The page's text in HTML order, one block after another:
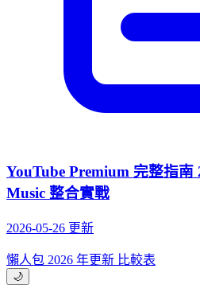
YouTube Premium 完整指南
Music 整合實戰
2026-05-26 更新
懶人包 2026 年更新 比較表
🌙